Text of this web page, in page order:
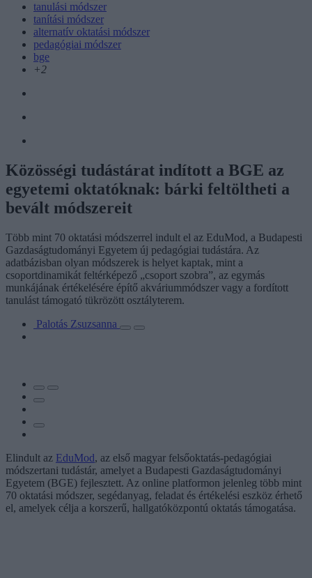
tanulási módszer
tanítási módszer
alternatív oktatási módszer
pedagógiai módszer
bge
+2
Közösségi tudástárat indított a BGE az
egyetemi oktatóknak: bárki feltöltheti a
bevált módszereit
Több mint 70 oktatási módszerrel indult el az EduMod, a Budapesti
Gazdaságtudományi Egyetem új pedagógiai tudástára. Az
adatbázisban olyan módszerek is helyet kaptak, mint a
csoportdinamikát feltérképező „csoport szobra”, az egymás
munkájának értékelésére építő akváriummódszer vagy a fordított
tanulást támogató tükrözött osztályterem.
Palotás Zsuzsanna
Elindult az EduMod, az első magyar felsőoktatás-pedagógiai
módszertani tudástár, amelyet a Budapesti Gazdaságtudományi
Egyetem (BGE) fejlesztett. Az online platformon jelenleg több mint
70 oktatási módszer, segédanyag, feladat és értékelési eszköz érhető
el, amelyek célja a korszerű, hallgatóközpontú oktatás támogatása.